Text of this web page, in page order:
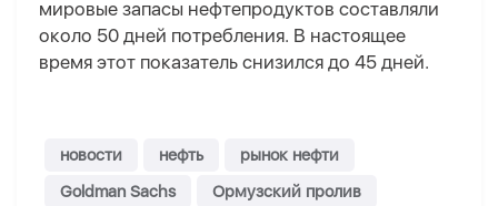
мировые запасы нефтепродуктов составляли
около 50 дней потребления. В настоящее
время этот показатель снизился до 45 дней.
новости нефть
рынок нефти
Goldman Sachs
Ормузский пролив